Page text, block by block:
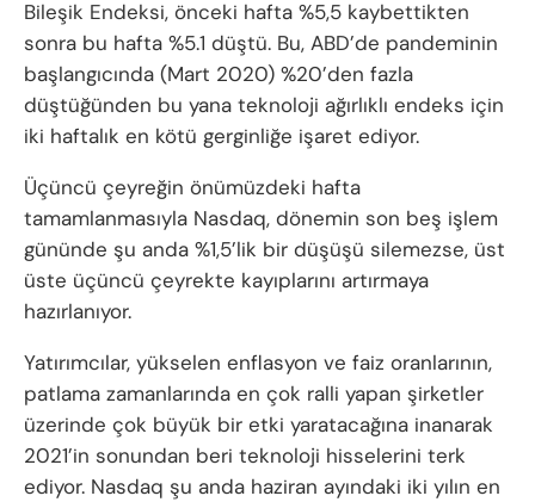
Bileşik Endeksi, önceki hafta %5,5 kaybettikten
sonra bu hafta %5.1 düştü. Bu, ABD’de pandeminin
başlangıcında (Mart 2020) %20’den fazla
düştüğünden bu yana teknoloji ağırlıklı endeks için
iki haftalık en kötü gerginliğe işaret ediyor.
Üçüncü çeyreğin önümüzdeki hafta
tamamlanmasıyla Nasdaq, dönemin son beş işlem
gününde şu anda %1,5’lik bir düşüşü silemezse, üst
üste üçüncü çeyrekte kayıplarını artırmaya
hazırlanıyor.
Yatırımcılar, yükselen enflasyon ve faiz oranlarının,
patlama zamanlarında en çok ralli yapan şirketler
üzerinde çok büyük bir etki yaratacağına inanarak
2021’in sonundan beri teknoloji hisselerini terk
ediyor. Nasdaq şu anda haziran ayındaki iki yılın en